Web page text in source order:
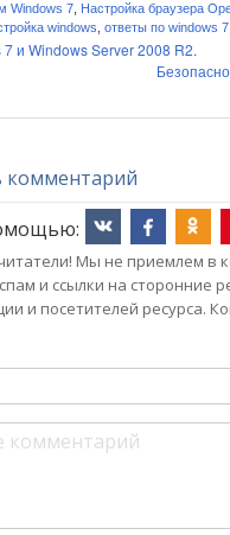
Windows 7, Настройка браузера
windows ответы по windows 7,
и Windows Server 2008 R2.
комментарий
Мы не приемлем в
и ссылки на сторонние
и посетителей ресурса.